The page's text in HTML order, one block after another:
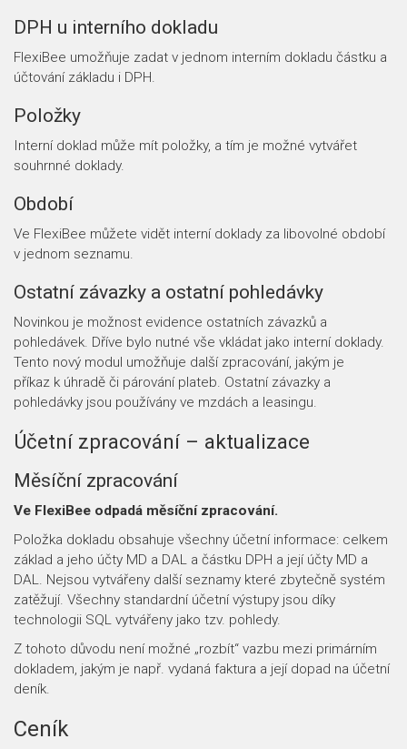
DPH u interního dokladu
FlexiBee umožňuje zadat v jednom interním dokladu částku a
účtování základu i DPH.
Položky
Interní doklad může mít položky, a tím je možné vytvářet
souhrnné doklady.
Období
Ve FlexiBee můžete vidět interní doklady za libovolné období
v jednom seznamu.
Ostatní závazky a ostatní pohledávky
Novinkou je možnost evidence ostatních závazků a
pohledávek. Dříve bylo nutné vše vkládat jako interní doklady.
Tento nový modul umožňuje další zpracování, jakým je
příkaz k úhradě či párování plateb. Ostatní závazky a
pohledávky jsou používány ve mzdách a leasingu.
Účetní zpracování – aktualizace
Měsíční zpracování
Ve FlexiBee odpadá měsíční zpracování.
Položka dokladu obsahuje všechny účetní informace: celkem
základ a jeho účty MD a DAL a částku DPH a její účty MD a
DAL. Nejsou vytvářeny další seznamy které zbytečně systém
zatěžují. Všechny standardní účetní výstupy jsou díky
technologii SQL vytvářeny jako tzv. pohledy.
Z tohoto důvodu není možné „rozbít“ vazbu mezi primárním
dokladem, jakým je např. vydaná faktura a její dopad na účetní
deník.
Ceník